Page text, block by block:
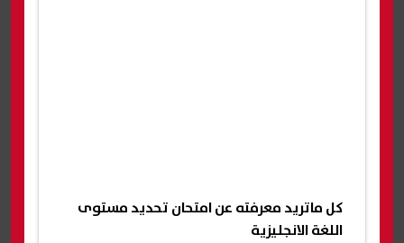
كل ماتريد معرفته عن امتحان تحديد مستوى
اللغة الانجليزية